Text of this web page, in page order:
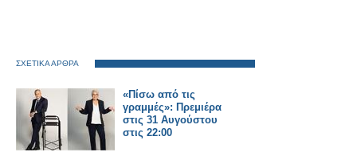
ΣΧΕΤΙΚΑ ΑΡΘΡΑ
«Πίσω από τις
γραμμές»: Πρεμιέρα
στις 31 Αυγούστου
στις 22:00